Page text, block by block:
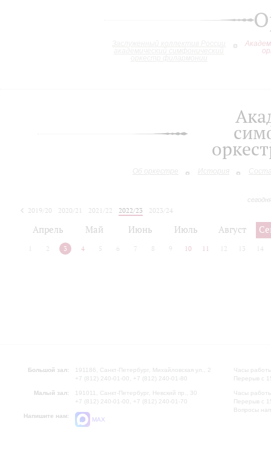
Об оркестре История
2019/20 2020/21 2021/22 2022/23
2023/24
Апрель Май Июнь Июль Август
2 3 4 5 6 7 8 9 10 11 12 13 14
Большой зал:
191186, Санкт-Петербург, Михайловская ул., 2
+7 (812) 240-01-00, +7 (812) 240-01-80
Малый зал:
191011, Санкт-Петербург, Невский пр., 30
+7 (812) 240-01-00, +7 (812) 240-01-70
Напишите нам:
MAX
Часы
Перерыв с
Часы
Перерыв с
Вопросы